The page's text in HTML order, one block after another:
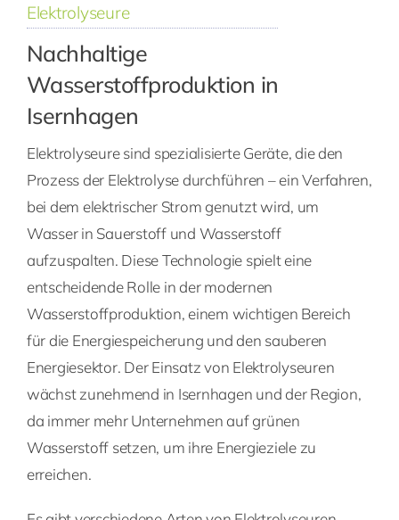
Elektrolyseure
Nachhaltige
Wasserstoffproduktion in
Isernhagen
Elektrolyseure sind spezialisierte Geräte, die den
Prozess der Elektrolyse durchführen – ein Verfahren,
bei dem elektrischer Strom genutzt wird, um
Wasser in Sauerstoff und Wasserstoff
aufzuspalten. Diese Technologie spielt eine
entscheidende Rolle in der modernen
Wasserstoffproduktion, einem wichtigen Bereich
für die Energiespeicherung und den sauberen
Energiesektor. Der Einsatz von Elektrolyseuren
wächst zunehmend in Isernhagen und der Region,
da immer mehr Unternehmen auf grünen
Wasserstoff setzen, um ihre Energieziele zu
erreichen.